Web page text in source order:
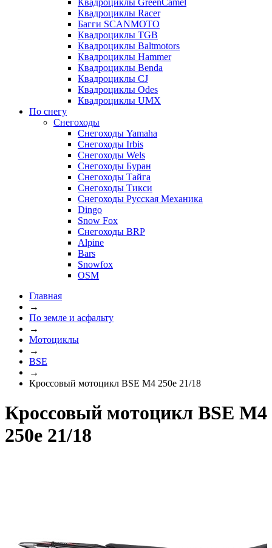
Квадроциклы GreenCamel
Квадроциклы Racer
Багги SCANMOTO
Квадроциклы TGB
Квадроциклы Baltmotors
Квадроциклы Hammer
Квадроциклы Benda
Квадроциклы CJ
Квадроциклы Odes
Квадроциклы UMX
По снегу
Снегоходы
Снегоходы Yamaha
Снегоходы Irbis
Снегоходы Wels
Снегоходы Буран
Снегоходы Тайга
Снегоходы Тикси
Снегоходы Русская Механика
Dingo
Snow Fox
Снегоходы BRP
Alpine
Bars
Snowfox
OSM
Главная
→
По земле и асфальту
→
Мотоциклы
→
BSE
→
Кроссовый мотоцикл BSE M4 250e 21/18
Кроссовый мотоцикл BSE M4
250e 21/18